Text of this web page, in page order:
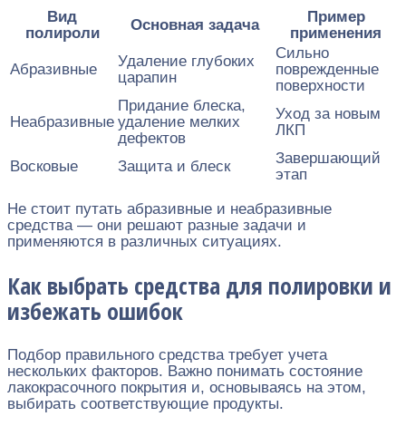
Вид
полироли
Основная задача
Пример
применения
Абразивные
Удаление глубоких
царапин
Сильно
поврежденные
поверхности
Неабразивные
Придание блеска,
удаление мелких
дефектов
Уход за новым
ЛКП
Восковые Защита и блеск
Завершающий
этап
Не стоит путать абразивные и неабразивные
средства — они решают разные задачи и
применяются в различных ситуациях.
Как выбрать средства для полировки и
избежать ошибок
Подбор правильного средства требует учета
нескольких факторов. Важно понимать состояние
лакокрасочного покрытия и, основываясь на этом,
выбирать соответствующие продукты.